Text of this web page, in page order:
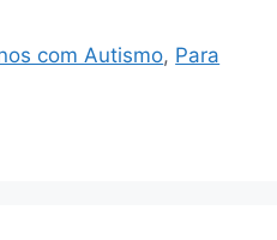
com Autismo, Para